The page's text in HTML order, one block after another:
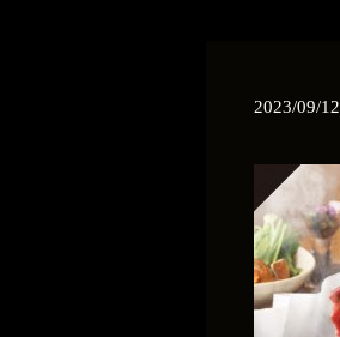
2023/09/12